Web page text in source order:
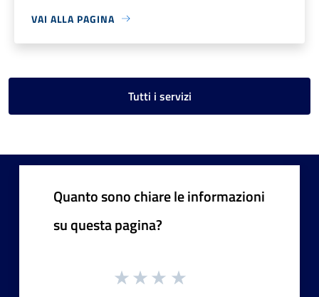
VAI ALLA PAGINA
Tutti i servizi
Quanto sono chiare le informazioni
su questa pagina?